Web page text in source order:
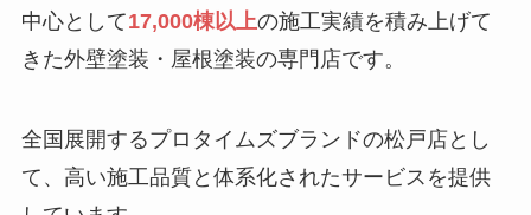
中心として17,000棟以上の施工実績を積み上げて
きた外壁塗装・屋根塗装の専門店です。
全国展開するプロタイムズブランドの松戸店とし
て、高い施工品質と体系化されたサービスを提供